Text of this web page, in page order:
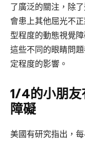
了廣泛的關注，除
會患上其他屈光不
型程度的動態視覺
這些不同的眼睛問
定程度的影響。
1/4的小朋
障礙
美國有研究指出，